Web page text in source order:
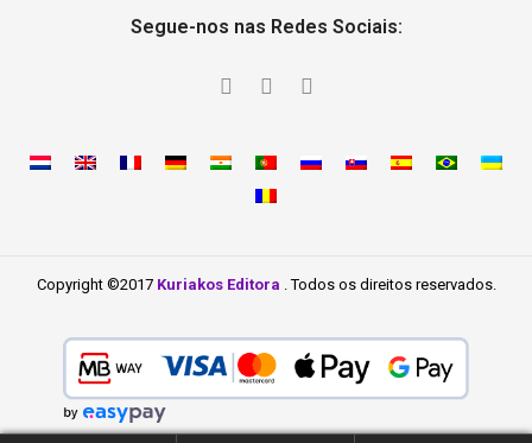
Segue-nos nas Redes Sociais:
Copyright ©2017 Kuriakos Editora . Todos os direitos reservados.